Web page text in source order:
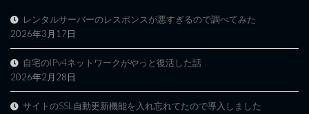
レンタルサーバーのレスポンスが悪すぎるので調べてみた
2026年3月17日
自宅のIPv4ネットワークがやっと復活した話
2026年2月28日
サイトのSSL自動更新機能を入れ忘れてたので導入しました